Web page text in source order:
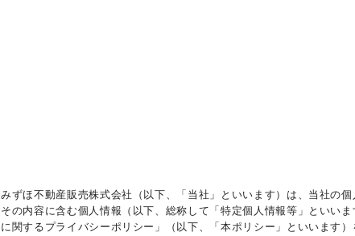
みずほ不動産販売株式会社（以下、「当社」といいます）は、当社の
その内容に含む個人情報（以下、総称して「特定個人情報等」といい
に関するプライバシーポリシー」（以下、「本ポリシー」といいます）